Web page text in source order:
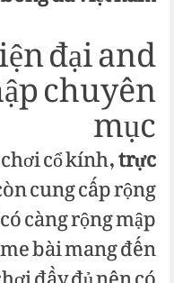
đại and
chuyên
mục
cổ kính,trực
cung cấp rộng
càng rộng mập
bài mang đến